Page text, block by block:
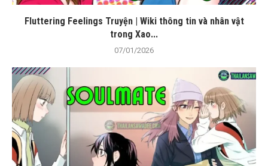
Fluttering Feelings Truyện | Wiki thông tin và nhân vật
trong Xao...
07/01/2026